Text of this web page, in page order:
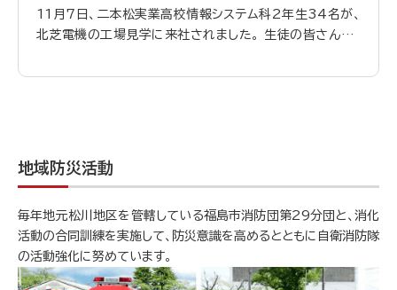
11月7日、二本松実業高校情報システム科2年生34名が、
北芝電機の工場見学に来社されました。 生徒の皆さんは、
にメモを取りながら社員の説明に耳を傾けていました。 質
変圧器生産管理・製造技術グループの久保野谷さんが登壇。
験を交えながら語り、身近な社会人像を届けました。 講話後
には、「卒業生のリアルな話が聞けて将来のイメージが湧い
た」「社会人としての心構えを今から意識したい」といった前
向きな声が多く寄せられました。 北芝電機は今後も、地域の
地域防災活動
毎年地元松川地区を管轄している福島市消防団第29分団と、消化
活動の合同訓練を実施して、防災意識を高めるとともに自衛消防隊
の活動強化に努めています。